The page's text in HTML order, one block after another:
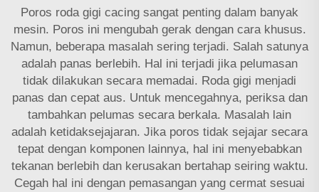
Poros roda gigi cacing sangat penting dalam banyak
mesin. Poros ini mengubah gerak dengan cara khusus.
Namun, beberapa masalah sering terjadi. Salah satunya
adalah panas berlebih. Hal ini terjadi jika pelumasan
tidak dilakukan secara memadai. Roda gigi menjadi
panas dan cepat aus. Untuk mencegahnya, periksa dan
tambahkan pelumas secara berkala. Masalah lain
adalah ketidaksejajaran. Jika poros tidak sejajar secara
tepat dengan komponen lainnya, hal ini menyebabkan
tekanan berlebih dan kerusakan bertahap seiring waktu.
Cegah hal ini dengan pemasangan yang cermat sesuai